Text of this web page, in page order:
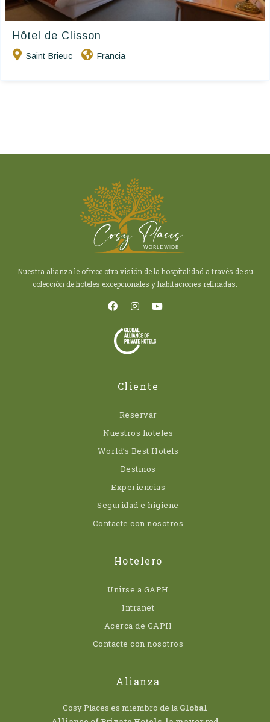
Hôtel de Clisson
Saint-Brieuc Francia
Nuestra alianza le ofrece otra visión de la hospitalidad a través de su
colección de hoteles excepcionales y habitaciones refinadas.
Cliente
Reservar
Nuestros hoteles
World’s Best Hotels
Destinos
Experiencias
Seguridad e higiene
Contacte con nosotros
Hotelero
Unirse a GAPH
Intranet
Acerca de GAPH
Contacte con nosotros
Alianza
Cosy Places es miembro de la Global